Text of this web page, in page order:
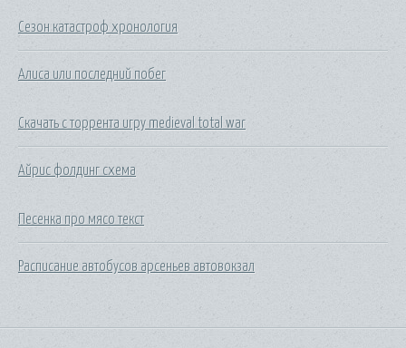
Сезон катастроф хронология
Алиса или последний побег
Скачать с торрента игру medieval total war
Айрис фолдинг схема
Песенка про мясо текст
Расписание автобусов арсеньев автовокзал